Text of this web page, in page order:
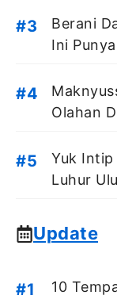
Berani
Ini
Olahan
Yuk Intip
Luhur
Update
10